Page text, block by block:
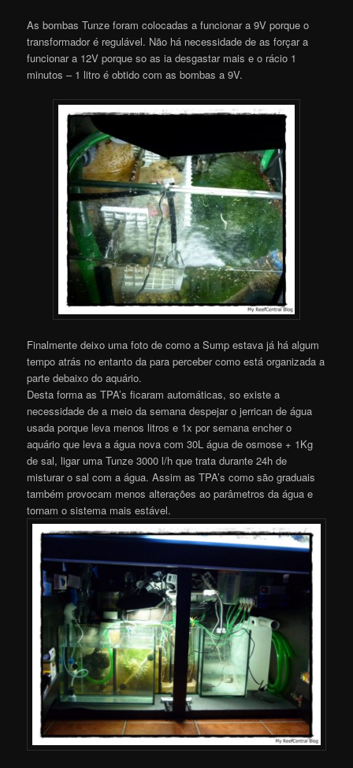
As bombas Tunze foram colocadas a funcionar a 9V porque o
transformador é regulável. Não há necessidade de as forçar a
funcionar a 12V porque so as ia desgastar mais e o rácio 1
minutos – 1 litro é obtido com as bombas a 9V.
Finalmente deixo uma foto de como a Sump estava já há algum
tempo atrás no entanto da para perceber como está organizada a
parte debaixo do aquário.
Desta forma as TPA’s ficaram automáticas, so existe a
necessidade de a meio da semana despejar o jerrican de água
usada porque leva menos litros e 1x por semana encher o
aquário que leva a água nova com 30L água de osmose + 1Kg
de sal, ligar uma Tunze 3000 l/h que trata durante 24h de
misturar o sal com a água. Assim as TPA’s como são graduais
também provocam menos alterações ao parâmetros da água e
tornam o sistema mais estável.